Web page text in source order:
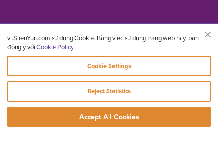
vi.ShenYun.com sử dụng Cookie. Bằng việc sử dụng trang web này, bạn
đồng ý với Cookie Policy.
Cookie Settings
Reject Statistics
Accept All Cookies